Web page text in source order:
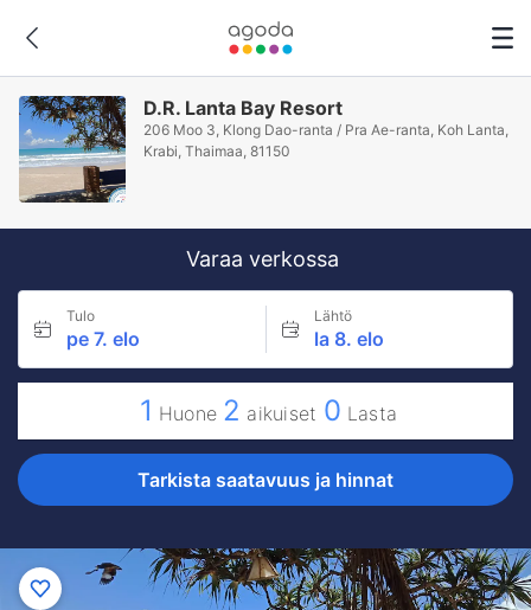
D.R. Lanta Bay Resort
206 Moo 3, Klong Dao-ranta / Pra Ae-ranta, Koh Lanta,
Krabi, Thaimaa, 81150
Varaa verkossa
Tulo
pe 7. elo
Lähtö
la 8. elo
1 Huone 2 aikuiset 0 Lasta
Tarkista saatavuus ja hinnat